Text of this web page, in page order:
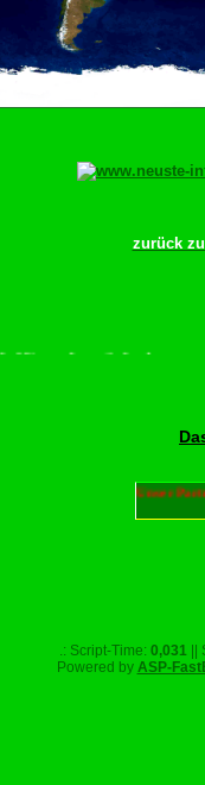
zurück
bewächn!
.: Script-Time: 0,031
Powered by ASP-